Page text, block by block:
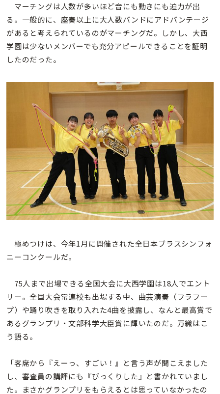
マーチングは人数が多いほど音にも動きにも迫力が出
る。一般的に、座奏以上に大人数バンドにアドバンテージ
があると考えられているのがマーチングだ。しかし、大西
学園は少ないメンバーでも充分アピールできることを証明
したのだった。
極めつけは、今年1月に開催された全日本ブラスシンフォ
ニーコンクールだ。
75人まで出場できる全国大会に大西学園は18人でエント
リー。全国大会常連校も出場する中、曲芸演奏（フラフー
プ）や踊り吹きを取り入れた4曲を披露し、なんと最高賞で
あるグランプリ・文部科学大臣賞に輝いたのだ。万織はこ
う語る。
「客席から『えーっ、すごい！』と言う声が聞こえました
し、審査員の講評にも『びっくりした』と書かれていまし
た。まさかグランプリをもらえるとは思っていなかったの